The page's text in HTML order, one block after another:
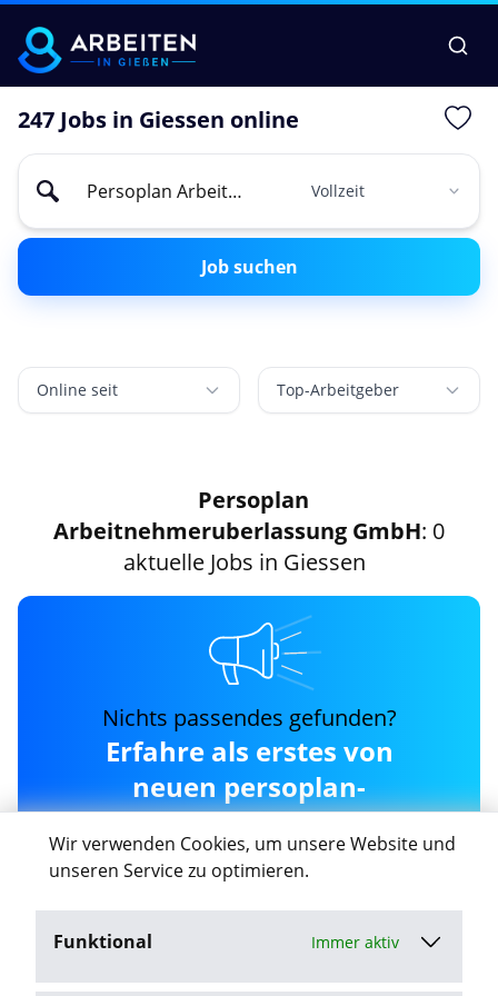
Wir verwenden Cookies, um unsere Website und
unseren Service zu optimieren.
Funktional Immer aktiv
247 Jobs in Giessen online
Job suchen
Online seit Top-Arbeitgeber
Persoplan
Arbeitnehmeruberlassung GmbH: 0
aktuelle Jobs in Giessen
Nichts passendes gefunden?
Erfahre als erstes von
neuen persoplan-
arbeitnehmeruberlassung-
gmbh Jobs in Giessen